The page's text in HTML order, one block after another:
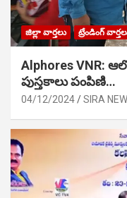
జిల్లా వార్తలు ట్రేండింగ్
Alphores VNR:
పుస్తకాలు పంపిణి…
04/12/2024 SIRA